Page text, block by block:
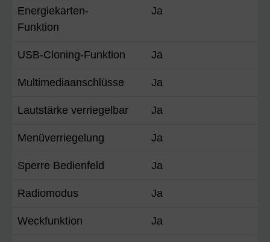
Energiekarten-
Funktion
Ja
USB-Cloning-Funktion Ja
Multimediaanschlüsse Ja
Lautstärke verriegelbar Ja
Menüverriegelung Ja
Sperre Bedienfeld Ja
Radiomodus Ja
Weckfunktion Ja